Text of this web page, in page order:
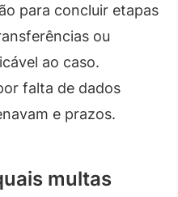
para concluir etapas
ou
ao caso.
falta de dados
e prazos.
multas